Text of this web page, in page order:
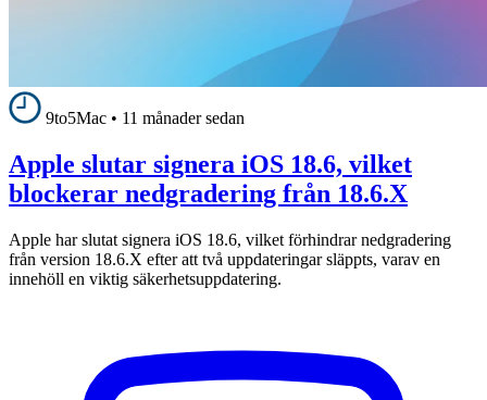
9to5Mac • 11 månader sedan
Apple slutar signera iOS 18.6, vilket
blockerar nedgradering från 18.6.X
Apple har slutat signera iOS 18.6, vilket förhindrar nedgradering
från version 18.6.X efter att två uppdateringar släppts, varav en
innehöll en viktig säkerhetsuppdatering.